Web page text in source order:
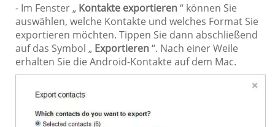
- Im Fenster „ Kontakte exportieren“ können Sie
auswählen, welche Kontakte und welches Format Sie
exportieren möchten. Tippen Sie dann abschließend
auf das Symbol „ Exportieren“. Nach einer Weile
erhalten Sie die Android-Kontakte auf dem Mac.